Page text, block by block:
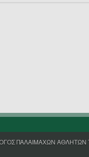
ΠΑΛΑΙΜΑΧΩΝ ΑΘΛΗΤΩΝ